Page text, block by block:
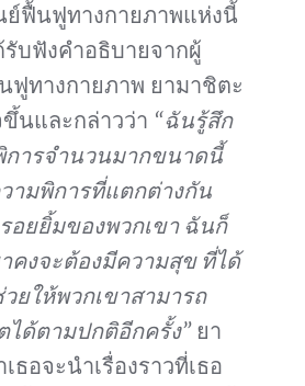
ย์ฟื้นฟูทางกายภาพแห่งนี้
บฟังคำอธิบายจากผู้
ฟูทางกายภาพ ยามาชิตะ
นและกล่าวว่า “ฉันรู้สึก
การจำนวนมากขนาดนี้
ามพิการที่แตกต่างกัน
อยยิ้มของพวกเขา ฉันก็
คงจะต้องมีความสุข ที่ได้
ยให้พวกเขาสามารถ
ได้ตามปกติอีกครั้ง”ยา
ธอจะนำเรื่องราวที่เธอ